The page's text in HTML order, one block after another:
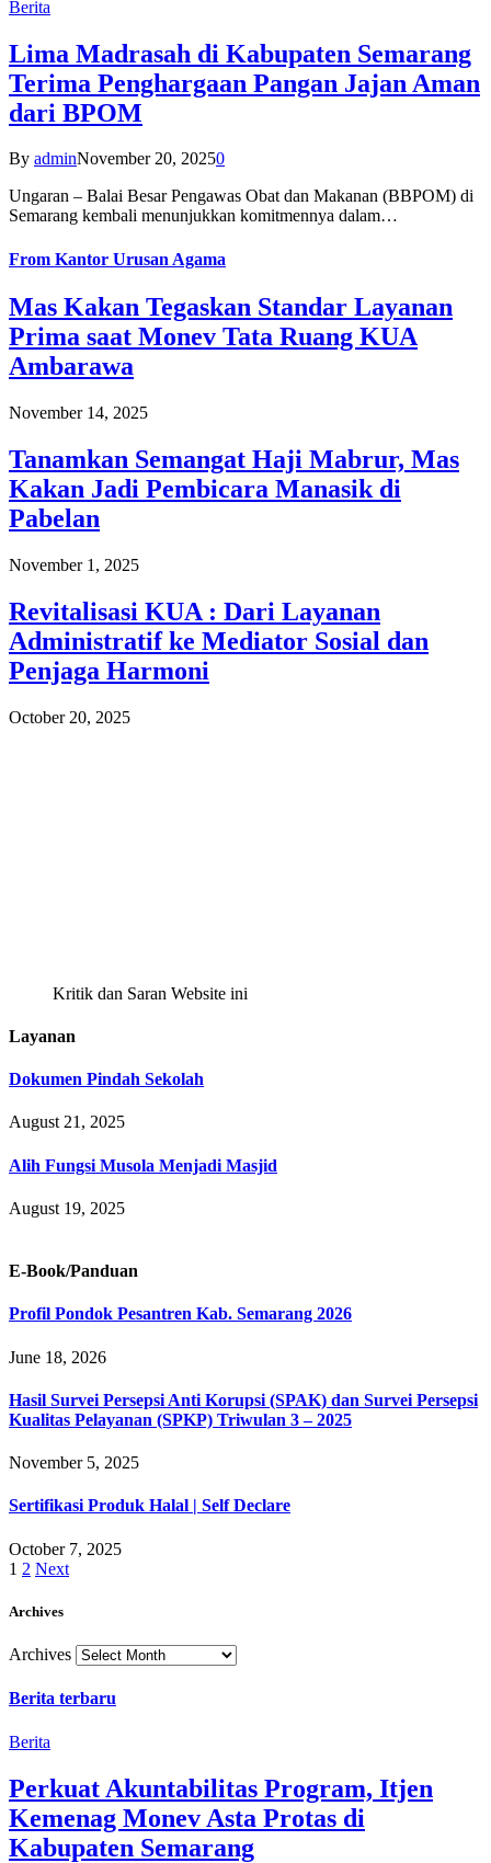
Berita
Lima Madrasah di Kabupaten Semarang
Terima Penghargaan Pangan Jajan Aman
dari BPOM
By adminNovember 20, 20250
Ungaran – Balai Besar Pengawas Obat dan Makanan (BBPOM) di
Semarang kembali menunjukkan komitmennya dalam…
From Kantor Urusan Agama
Mas Kakan Tegaskan Standar Layanan
Prima saat Monev Tata Ruang KUA
Ambarawa
November 14, 2025
Tanamkan Semangat Haji Mabrur, Mas
Kakan Jadi Pembicara Manasik di
Pabelan
November 1, 2025
Revitalisasi KUA : Dari Layanan
Administratif ke Mediator Sosial dan
Penjaga Harmoni
October 20, 2025
Kritik dan Saran Website ini
Layanan
Dokumen Pindah Sekolah
August 21, 2025
Alih Fungsi Musola Menjadi Masjid
August 19, 2025
E-Book/Panduan
Profil Pondok Pesantren Kab. Semarang 2026
June 18, 2026
Hasil Survei Persepsi Anti Korupsi (SPAK) dan Survei Persepsi
Kualitas Pelayanan (SPKP) Triwulan 3 – 2025
November 5, 2025
Sertifikasi Produk Halal | Self Declare
October 7, 2025
1 2 Next
Archives
Archives
Berita terbaru
Berita
Perkuat Akuntabilitas Program, Itjen
Kemenag Monev Asta Protas di
Kabupaten Semarang